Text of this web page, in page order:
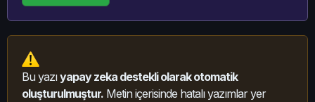
Bu yazıyapay zeka destekli olarak otomatik
oluşturulmuştur. Metin içerisinde hatalı yazımlar yer